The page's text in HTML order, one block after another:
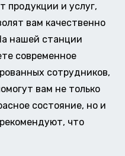
продукции и услуг,
вам качественно
нашей станции
современное
сотрудников,
вам не только
состояние, но и
что